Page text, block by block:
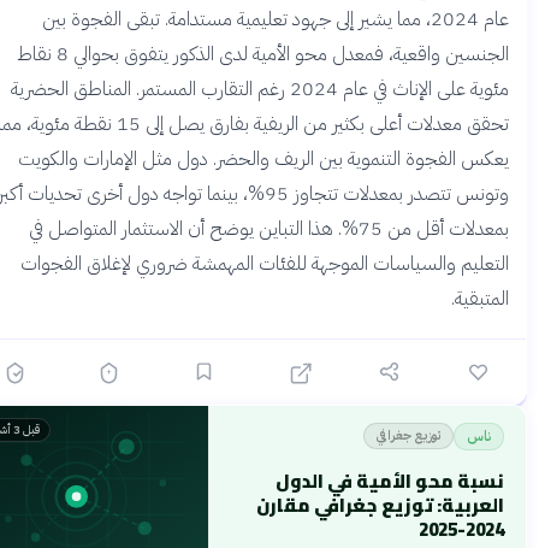
عام 2024، مما يشير إلى جهود تعليمية مستدامة. تبقى الفجوة بين
الجنسين واقعية، فمعدل محو الأمية لدى الذكور يتفوق بحوالي 8 نقاط
مئوية على الإناث في عام 2024 رغم التقارب المستمر. المناطق الحضرية
تحقق معدلات أعلى بكثير من الريفية بفارق يصل إلى 15 نقطة مئوية، مما
الفجوة التنموية بين الريف والحضر. دول مثل الإمارات والكويت
وتونس تتصدر بمعدلات تتجاوز 95%، بينما تواجه دول أخرى تحديات أكبر
بمعدلات أقل من 75%. هذا التباين يوضح أن الاستثمار المتواصل في
والسياسات الموجهة للفئات المهمشة ضروري لإغلاق الفجوات
ناس توزيع جغرافي
نسبة محو الأمية في الدول
العربية: توزيع جغرافي مقارن
2024-2025